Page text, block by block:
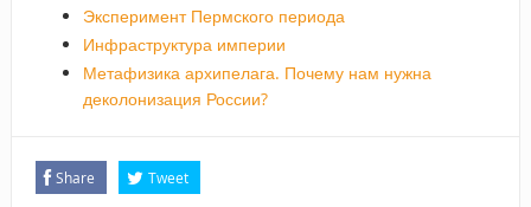
Эксперимент Пермского периода
Инфраструктура империи
Метафизика архипелага. Почему нам нужна
деколонизация России?
Share Tweet